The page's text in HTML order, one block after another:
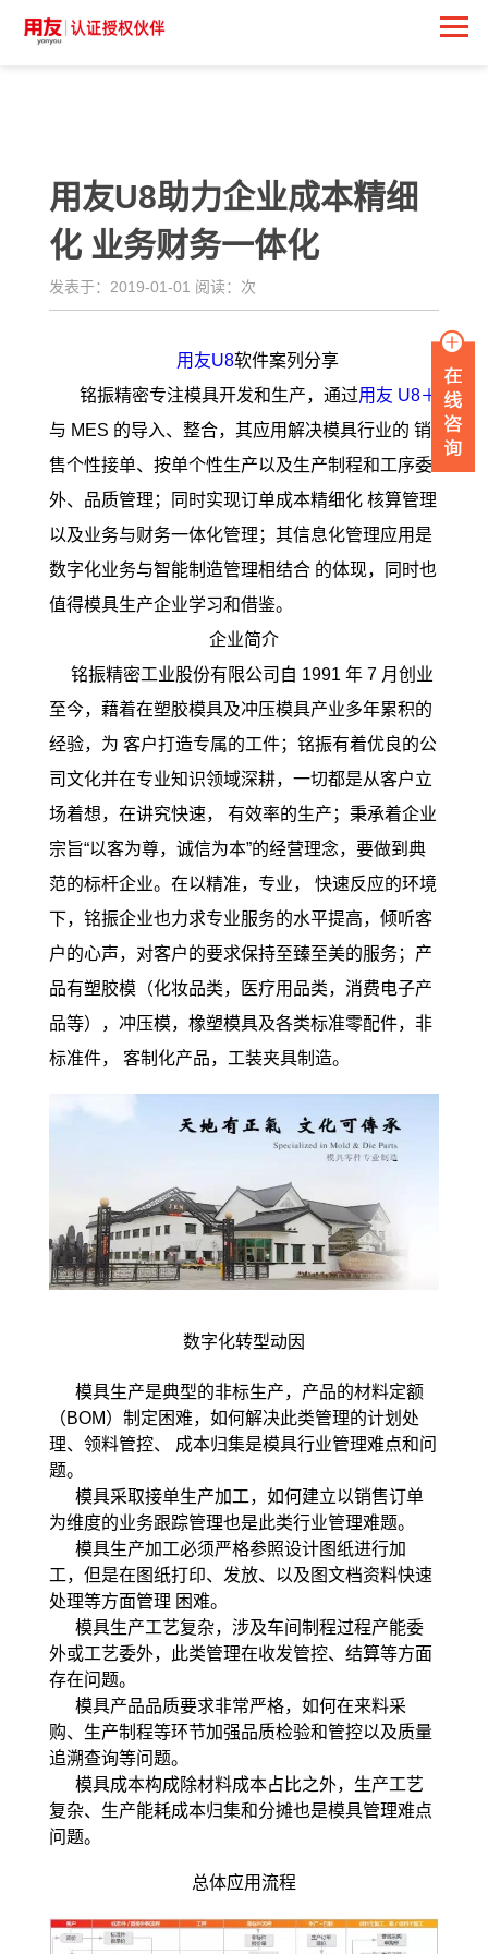
用友U8助力企业成本精细
化 业务财务一体化
发表于：2019-01-01 阅读： 次
用友U8软件案列分享
铭振精密专注模具开发和生产，通过用友 U8＋
与 MES 的导入、整合，其应用解决模具行业的 销
售个性接单、按单个性生产以及生产制程和工序委
外、品质管理；同时实现订单成本精细化 核算管理
以及业务与财务一体化管理；其信息化管理应用是
数字化业务与智能制造管理相结合 的体现，同时也
值得模具生产企业学习和借鉴。
企业简介
铭振精密工业股份有限公司自 1991 年 7 月创业
至今，藉着在塑胶模具及冲压模具产业多年累积的
经验，为 客户打造专属的工件；铭振有着优良的公
司文化并在专业知识领域深耕，一切都是从客户立
场着想，在讲究快速， 有效率的生产；秉承着企业
宗旨“以客为尊，诚信为本”的经营理念，要做到典
范的标杆企业。在以精准，专业， 快速反应的环境
下，铭振企业也力求专业服务的水平提高，倾听客
户的心声，对客户的要求保持至臻至美的服务；产
品有塑胶模（化妆品类，医疗用品类，消费电子产
品等），冲压模，橡塑模具及各类标准零配件，非
标准件， 客制化产品，工装夹具制造。
数字化转型动因
模具生产是典型的非标生产，产品的材料定额
（BOM）制定困难，如何解决此类管理的计划处
理、领料管控、 成本归集是模具行业管理难点和问
题。
模具采取接单生产加工，如何建立以销售订单
为维度的业务跟踪管理也是此类行业管理难题。
模具生产加工必须严格参照设计图纸进行加
工，但是在图纸打印、发放、以及图文档资料快速
处理等方面管理 困难。
模具生产工艺复杂，涉及车间制程过程产能委
外或工艺委外，此类管理在收发管控、结算等方面
存在问题。
模具产品品质要求非常严格，如何在来料采
购、生产制程等环节加强品质检验和管控以及质量
追溯查询等问题。
模具成本构成除材料成本占比之外，生产工艺
复杂、生产能耗成本归集和分摊也是模具管理难点
问题。
总体应用流程